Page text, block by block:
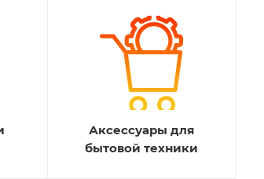
Аксессуары для
бытовой техники